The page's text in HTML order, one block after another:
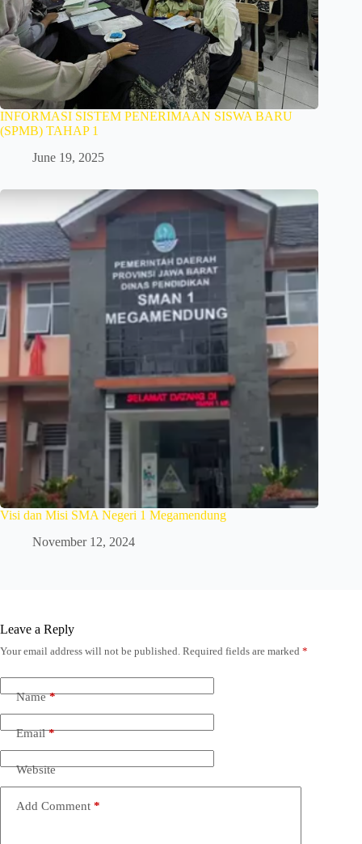
INFORMASI SISTEM PENERIMAAN SISWA BARU
(SPMB) TAHAP 1
June 19, 2025
Visi dan Misi SMA Negeri 1 Megamendung
November 12, 2024
Leave a Reply
Your email address will not be published. Required fields are marked *
Name*
Email*
Website
Add Comment *